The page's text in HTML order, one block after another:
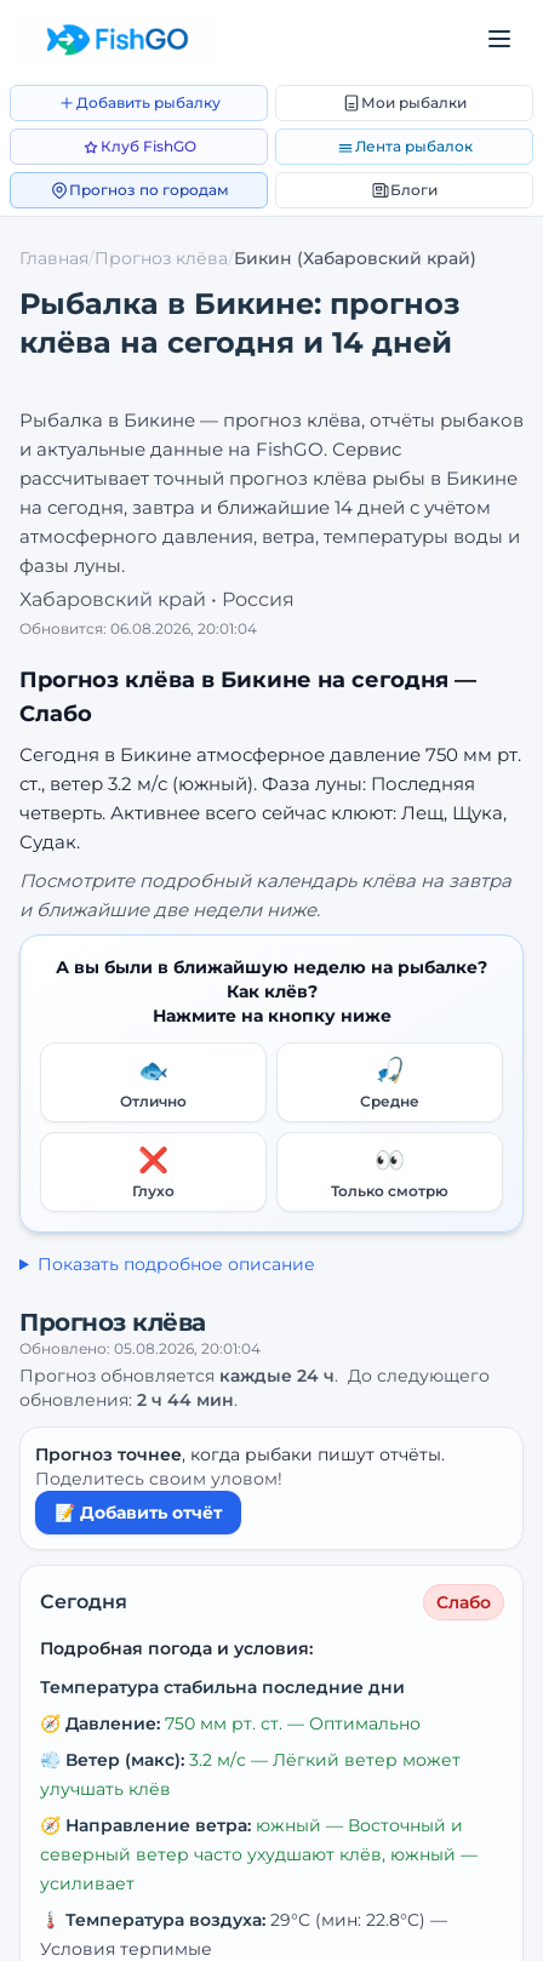
Добавить рыбалку Мои рыбалки
Клуб FishGO Лента рыбалок
Прогноз по городам Блоги
Главная/Прогноз клёва/Бикин (Хабаровский край)
Рыбалка в Бикине: прогноз
клёва на сегодня и 14 дней
Рыбалка в Бикине — прогноз клёва, отчёты рыбаков
и актуальные данные на FishGO. Сервис
рассчитывает точный прогноз клёва рыбы в Бикине
на сегодня, завтра и ближайшие 14 дней с учётом
атмосферного давления, ветра, температуры воды и
фазы луны.
Хабаровский край • Россия
Обновится: 06.08.2026, 20:01:04
Прогноз клёва в Бикине на сегодня —
Слабо
Сегодня в Бикине атмосферное давление 750 мм рт.
ст., ветер 3.2 м/с (южный). Фаза луны: Последняя
четверть. Активнее всего сейчас клюют: Лещ, Щука,
Судак.
Посмотрите подробный календарь клёва на завтра
и ближайшие две недели ниже.
А вы были в ближайшую неделю на рыбалке?
Как клёв?
Нажмите на кнопку ниже
🐟
Отлично
🎣
Средне
❌
Глухо
👀
Только смотрю
Показать подробное описание
Прогноз клёва
Обновлено: 05.08.2026, 20:01:04
Прогноз обновляется каждые 24 ч. До следующего
обновления: 2 ч 44 мин.
Прогноз точнее, когда рыбаки пишут отчёты.
Поделитесь своим уловом!
📝 Добавить отчёт
Сегодня Слабо
Подробная погода и условия:
Температура стабильна последние дни
🧭 Давление: 750 мм рт. ст. — Оптимально
💨 Ветер (макс): 3.2 м/с — Лёгкий ветер может
улучшать клёв
🧭 Направление ветра: южный — Восточный и
северный ветер часто ухудшают клёв, южный —
усиливает
🌡️ Температура воздуха: 29°C (мин: 22.8°C) —
Условия терпимые